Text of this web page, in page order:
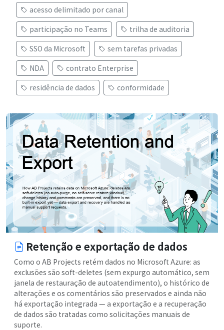
acesso delimitado por canal
participação no Teams
trilha de auditoria
SSO da Microsoft
sem tarefas privadas
NDA
contrato Enterprise
residência de dados
conformidade
Retenção e exportação de dados
Como o AB Projects retém dados no Microsoft Azure: as
exclusões são soft-deletes (sem expurgo automático, sem
janela de restauração de autoatendimento), o histórico de
alterações e os comentários são preservados e ainda não
há exportação integrada — a exportação e a recuperação
de dados são tratadas como solicitações manuais de
suporte.